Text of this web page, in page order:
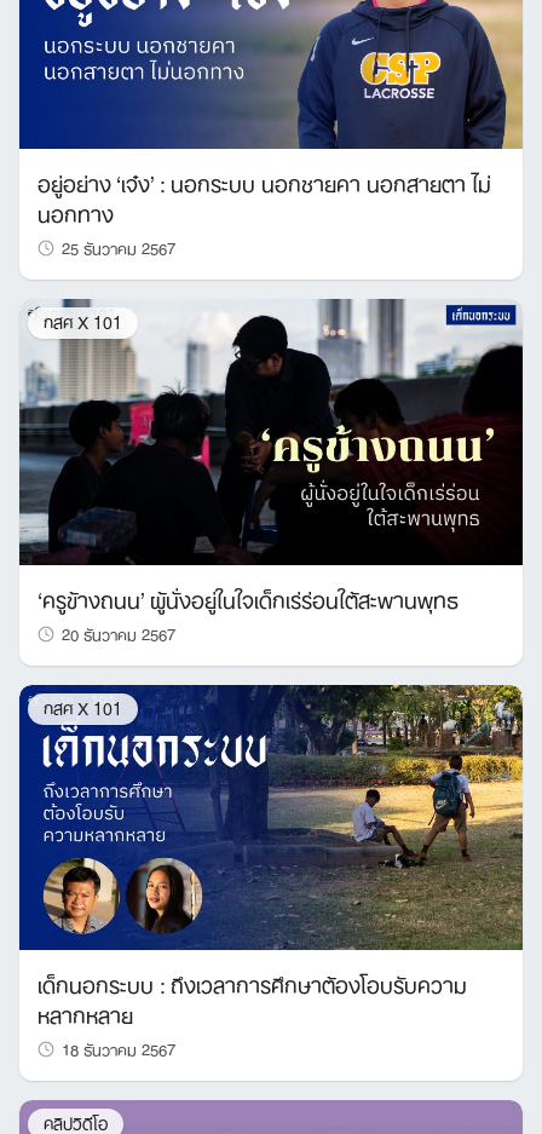
อยู่อย่าง ‘เจ๋ง’ : นอกระบบ นอกชายคา นอกสายตา ไม่
นอกทาง
25 ธันวาคม 2567
กสศ X 101
‘ครูข้างถนน’ ผู้นั่งอยู่ในใจเด็กเร่ร่อนใต้สะพานพุทธ
20 ธันวาคม 2567
กสศ X 101
เด็กนอกระบบ : ถึงเวลาการศึกษาต้องโอบรับความ
หลากหลาย
18 ธันวาคม 2567
คลิปวิดีโอ